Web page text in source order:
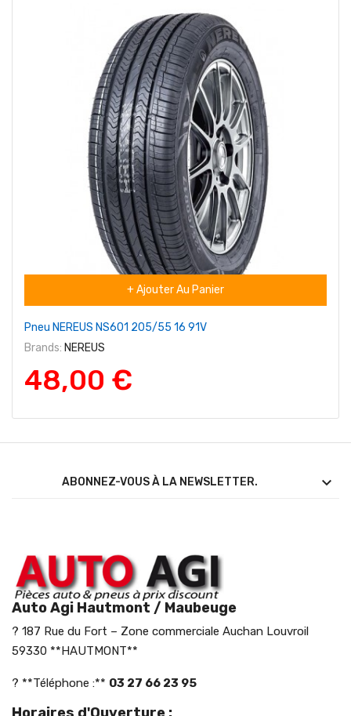
+ Ajouter Au Panier
Pneu NEREUS NS601 205/55 16 91V
Brands: NEREUS
48,00 €
ABONNEZ-VOUS À LA NEWSLETTER. 
Auto Agi Hautmont / Maubeuge
? 187 Rue du Fort – Zone commerciale Auchan Louvroil
59330 **HAUTMONT**
? **Téléphone :** 03 27 66 23 95